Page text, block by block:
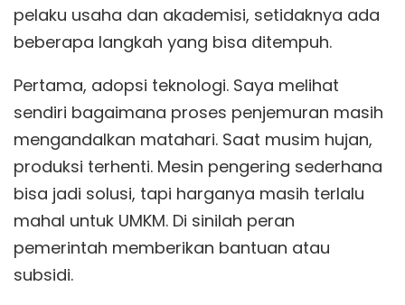
pelaku usaha dan akademisi, setidaknya ada
beberapa langkah yang bisa ditempuh.
Pertama, adopsi teknologi. Saya melihat
sendiri bagaimana proses penjemuran masih
mengandalkan matahari. Saat musim hujan,
produksi terhenti. Mesin pengering sederhana
bisa jadi solusi, tapi harganya masih terlalu
mahal untuk UMKM. Di sinilah peran
pemerintah memberikan bantuan atau
subsidi.